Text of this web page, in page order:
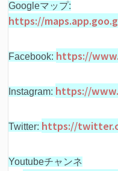
Googleマップ:
https://
Facebook: https://
Instagram: https://
Twitter: https://
Youtubeチャンネ